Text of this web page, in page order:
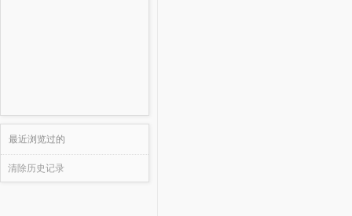
最近浏览过的
清除历史记录